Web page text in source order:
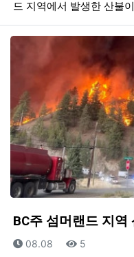
드 지역에서 발생한 산불
BC주 섬머랜드 지역
등록일
08.08 조회
5